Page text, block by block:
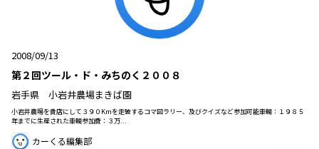
2008/09/13
第２回ツール・ド・みちのく２００８
岩手県 小岩井農場まきば園
小岩井農場を貴店にして３９０Kmを走破するコマ図ラリー、及びクイズなど参加可能車輌：１９８５
年までに生産された車輌参加費：３万...
カーくる編集部